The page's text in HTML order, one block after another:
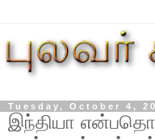
Tuesday, October 4,
இந்தியா